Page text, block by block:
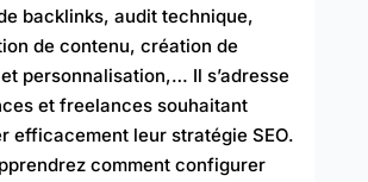
backlinks, audit technique,
de contenu, création de
personnalisation,… Il s’adresse
et freelances souhaitant
efficacement leur stratégie SEO.
comment configurer